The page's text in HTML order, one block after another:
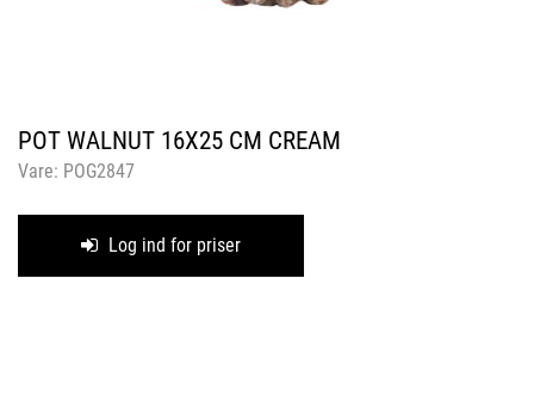
POT WALNUT 16X25 CM CREAM
Vare: POG2847
Log ind for priser